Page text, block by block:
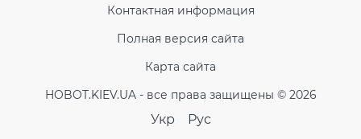
Контактная информация
Полная версия сайта
Карта сайта
HOBOT.KIEV.UA - все права защищены © 2026
Укр Рус